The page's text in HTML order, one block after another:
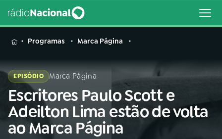
MENU
Buscar
na
Rádio
Nacional
Buscar
Programas Marca Página
EPISÓDIO Marca Página
Escritores Paulo Scott e
Adeilton Lima estão de volta
ao Marca Página